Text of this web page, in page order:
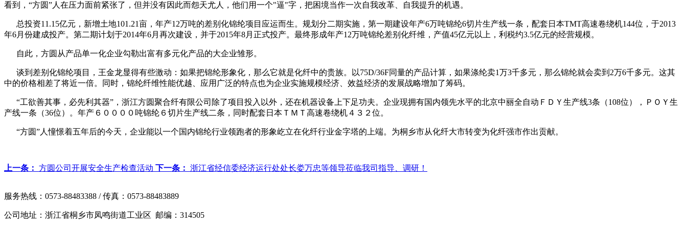
看到，“方圆”人在压力面前紧张了，但并没有因此而怨天尤人，他们用一个"逼"字，把困境当作一次自我改革、自我提升的机遇。
总投资11.15亿元，新增土地101.21亩，年产12万吨的差别化锦纶项目应运而生。规划分二期实施，第一期建设年产6万吨锦纶6切片生产线一条，配套日本TMT高速卷绕机144位，于2013
年6月份建成投产。第二期计划于2014年6月再次建设，并于2015年8月正式投产。最终形成年产12万吨锦纶差别化纤维，产值45亿元以上，利税约3.5亿元的经营规模。
自此，方圆从产品单一化企业勾勒出富有多元化产品的大企业雏形。
谈到差别化锦纶项目，王金龙显得有些激动：如果把锦纶形象化，那么它就是化纤中的贵族。以75D/36F同量的产品计算，如果涤纶卖1万3千多元，那么锦纶就会卖到2万6千多元。这其
中的价格相差了将近一倍。同时，锦纶纤维性能优越、应用广泛的特点也为企业实施规模经济、效益经济的发展战略增加了筹码。
“工欲善其事，必先利其器”，浙江方圆聚合纤有限公司除了项目投入以外，还在机器设备上下足功夫。企业现拥有国内领先水平的北京中丽全自动ＦＤＹ生产线3条（108位），ＰＯＹ生
产线一条（36位）。年产６００００吨锦纶６切片生产线二条，同时配套日本ＴＭＴ高速卷绕机４３２位。
“方圆”人憧憬着五年后的今天，企业能以一个国内锦纶行业领跑者的形象屹立在化纤行业金字塔的上端。为桐乡市从化纤大市转变为化纤强市作出贡献。
上一条： 方圆公司开展安全生产检查活动 下一条： 浙江省经信委经济运行处处长娄万忠等领导莅临我司指导、调研！
服务热线：0573-88483388 / 传真：0573-88483889
公司地址：浙江省桐乡市凤鸣街道工业区 邮编：314505